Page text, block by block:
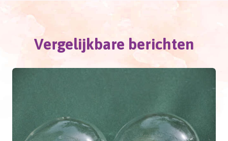
Vergelijkbare berichten